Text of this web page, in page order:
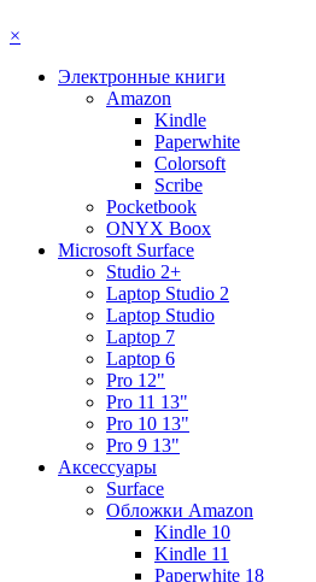
×
Электронные книги
Amazon
Kindle
Paperwhite
Colorsoft
Scribe
Pocketbook
ONYX Boox
Microsoft Surface
Studio 2+
Laptop Studio 2
Laptop Studio
Laptop 7
Laptop 6
Pro 12"
Pro 11 13"
Pro 10 13"
Pro 9 13"
Аксессуары
Surface
Обложки Amazon
Kindle 10
Kindle 11
Paperwhite 18